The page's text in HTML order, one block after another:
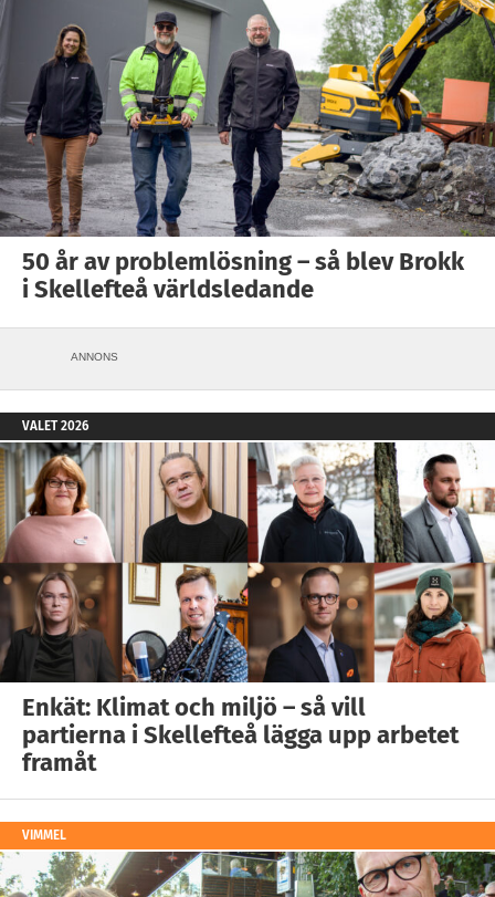
50 år av problemlösning – så blev Brokk
i Skellefteå världsledande
ANNONS
VALET 2026
Enkät: Klimat och miljö – så vill
partierna i Skellefteå lägga upp arbetet
framåt
VIMMEL